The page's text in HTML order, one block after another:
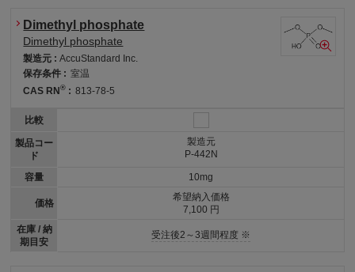
Dimethyl phosphate
Dimethyl phosphate
製造元 :AccuStandard Inc.
保存条件 : 室温
CAS RN® : 813-78-5
比較
製品コー
ド
容量
価格
在庫 / 納
期目安
製造元
P-442N
10mg
希望納入価格
7,100 円
受注後2～3週間程度 ※